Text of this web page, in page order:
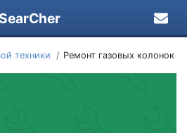
SearCher
техники Ремонт газовых колонок